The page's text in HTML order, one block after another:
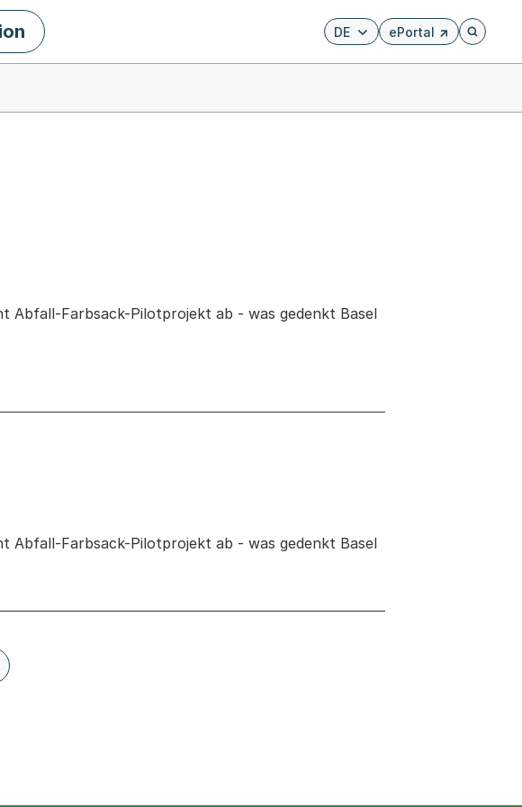
DE ePortal
Externer Link, wird in
Öffnet
Abfall-Farbsack-Pilotprojekt ab - was gedenkt Basel
Abfall-Farbsack-Pilotprojekt ab - was gedenkt Basel